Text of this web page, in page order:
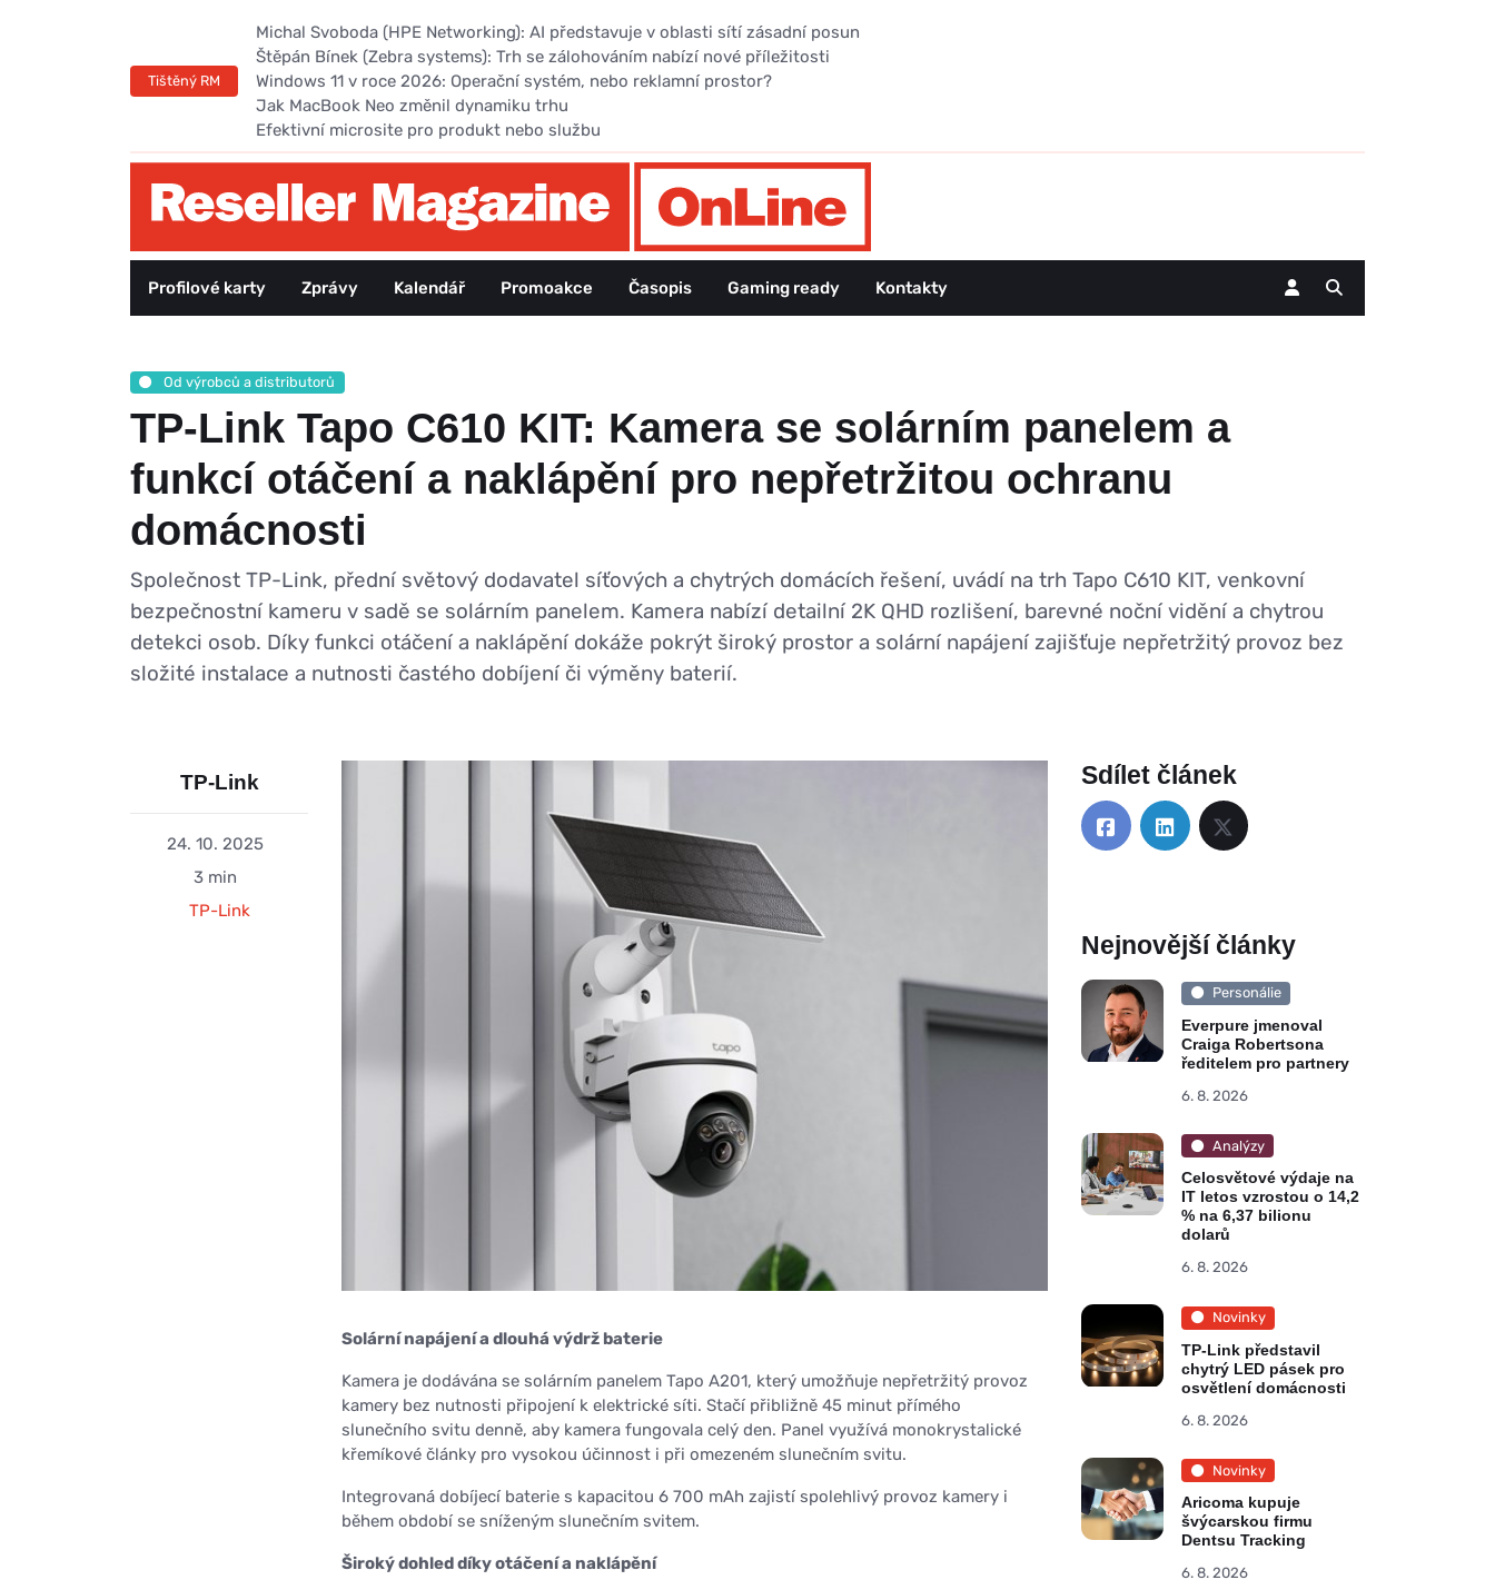
Tištěný RM
Michal Svoboda (HPE Networking): AI představuje v oblasti sítí zásadní posun
Štěpán Bínek (Zebra systems): Trh se zálohováním nabízí nové příležitosti
Windows 11 v roce 2026: Operační systém, nebo reklamní prostor?
Jak MacBook Neo změnil dynamiku trhu
Efektivní microsite pro produkt nebo službu
Profilové karty Zprávy Kalendář Promoakce Časopis Gaming ready Kontakty
Od výrobců a distributorů
TP-Link Tapo C610 KIT: Kamera se solárním panelem a
funkcí otáčení a naklápění pro nepřetržitou ochranu
domácnosti
Společnost TP-Link, přední světový dodavatel síťových a chytrých domácích řešení, uvádí na trh Tapo C610 KIT, venkovní
bezpečnostní kameru v sadě se solárním panelem. Kamera nabízí detailní 2K QHD rozlišení, barevné noční vidění a chytrou
detekci osob. Díky funkci otáčení a naklápění dokáže pokrýt široký prostor a solární napájení zajišťuje nepřetržitý provoz bez
složité instalace a nutnosti častého dobíjení či výměny baterií.
TP-Link
24. 10. 2025
3 min
TP-Link
Solární napájení a dlouhá výdrž baterie
Kamera je dodávána se solárním panelem Tapo A201, který umožňuje nepřetržitý provoz
kamery bez nutnosti připojení k elektrické síti. Stačí přibližně 45 minut přímého
slunečního svitu denně, aby kamera fungovala celý den. Panel využívá monokrystalické
křemíkové články pro vysokou účinnost i při omezeném slunečním svitu.
Integrovaná dobíjecí baterie s kapacitou 6 700 mAh zajistí spolehlivý provoz kamery i
během období se sníženým slunečním svitem.
Široký dohled díky otáčení a naklápění
Sdílet článek
Nejnovější články
Personálie
Everpure jmenoval
Craiga Robertsona
ředitelem pro partnery
6. 8. 2026
Analýzy
Celosvětové výdaje na
IT letos vzrostou o 14,2
% na 6,37 bilionu
dolarů
6. 8. 2026
Novinky
TP-Link představil
chytrý LED pásek pro
osvětlení domácnosti
6. 8. 2026
Novinky
Aricoma kupuje
švýcarskou firmu
Dentsu Tracking
6. 8. 2026